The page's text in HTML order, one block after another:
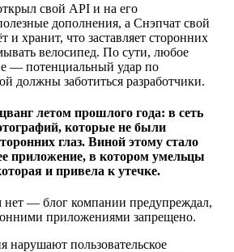
свой API и на его
дополнения, а Снэпчат свой
и хранит, что заставляет сторонних
велосипед. По сути, любое
— потенциальный удар по
должны заботиться разработчики.
летом прошлого года: в сеть
которые не были
глаз. Виной этому стало
приложение, в котором умельцы
и привела к утечке.
нет — блог компании предупреждал,
приложениями запрещено.
пользовательское